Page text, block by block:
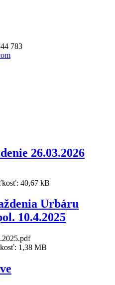
783
26.03.2026
40,67 kB
Urbáru
10.4.2025
1,38 MB